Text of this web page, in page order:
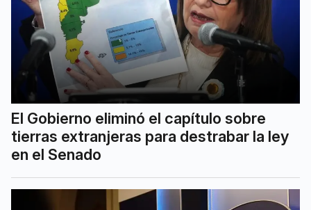
El Gobierno eliminó el capítulo sobre
tierras extranjeras para destrabar la ley
en el Senado